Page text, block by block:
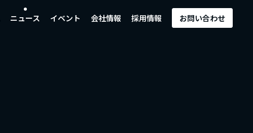
ニュース イベント 会社情報 採用情報 お問い合わせ